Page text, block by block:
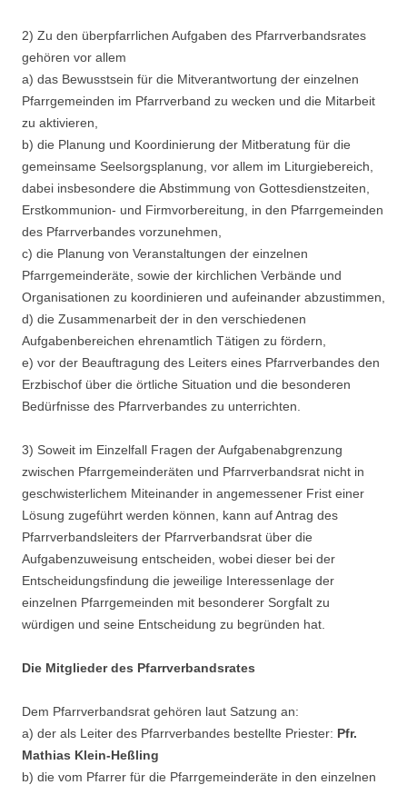
2) Zu den überpfarrlichen Aufgaben des Pfarrverbandsrates
gehören vor allem
a) das Bewusstsein für die Mitverantwortung der einzelnen
Pfarrgemeinden im Pfarrverband zu wecken und die Mitarbeit
zu aktivieren,
b) die Planung und Koordinierung der Mitberatung für die
gemeinsame Seelsorgsplanung, vor allem im Liturgiebereich,
dabei insbesondere die Abstimmung von Gottesdienstzeiten,
Erstkommunion- und Firmvorbereitung, in den Pfarrgemeinden
des Pfarrverbandes vorzunehmen,
c) die Planung von Veranstaltungen der einzelnen
Pfarrgemeinderäte, sowie der kirchlichen Verbände und
Organisationen zu koordinieren und aufeinander abzustimmen,
d) die Zusammenarbeit der in den verschiedenen
Aufgabenbereichen ehrenamtlich Tätigen zu fördern,
e) vor der Beauftragung des Leiters eines Pfarrverbandes den
Erzbischof über die örtliche Situation und die besonderen
Bedürfnisse des Pfarrverbandes zu unterrichten.
3) Soweit im Einzelfall Fragen der Aufgabenabgrenzung
zwischen Pfarrgemeinderäten und Pfarrverbandsrat nicht in
geschwisterlichem Miteinander in angemessener Frist einer
Lösung zugeführt werden können, kann auf Antrag des
Pfarrverbandsleiters der Pfarrverbandsrat über die
Aufgabenzuweisung entscheiden, wobei dieser bei der
Entscheidungsfindung die jeweilige Interessenlage der
einzelnen Pfarrgemeinden mit besonderer Sorgfalt zu
würdigen und seine Entscheidung zu begründen hat.
Die Mitglieder des Pfarrverbandsrates
Dem Pfarrverbandsrat gehören laut Satzung an:
a) der als Leiter des Pfarrverbandes bestellte Priester: Pfr.
Mathias Klein-Heßling
b) die vom Pfarrer für die Pfarrgemeinderäte in den einzelnen